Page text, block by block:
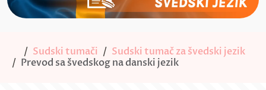
Sudski tumači
Sudski tumač za švedski jezik
Prevod sa švedskog na danski jezik